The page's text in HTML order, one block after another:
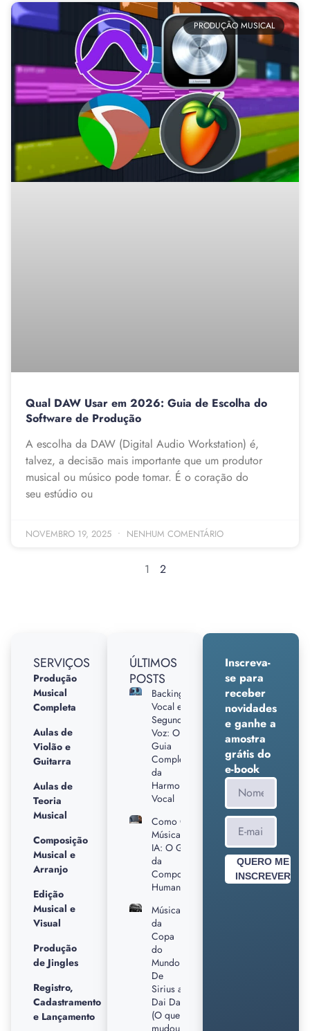
PRODUÇÃO MUSICAL
Qual DAW Usar em 2026: Guia de Escolha do
Software de Produção
A escolha da DAW (Digital Audio Workstation) é,
talvez, a decisão mais importante que um produtor
musical ou músico pode tomar. É o coração do
seu estúdio ou
NOVEMBRO 19, 2025 NENHUM COMENTÁRIO
1 2
SERVIÇOS
Produção
Musical
Completa
Aulas de
Violão e
Guitarra
Aulas de
Teoria
Musical
Composição
Musical e
Arranjo
Edição
Musical e
Visual
Produção
de Jingles
Registro,
Cadastramento
e Lançamento
ÚLTIMOS
POSTS
Backing
Vocal e
Segunda
Voz: O
Guia
Completo
da
Harmonia
Vocal
Como Criar
Músicas sem
IA: O Guia
da
Composição
Humana
Músicas
da
Copa
do
Mundo:
De
Sirius a
Dai Dai
(O que
mudou
Inscreva-
se para
receber
novidades
e ganhe a
amostra
grátis do
e-book
QUERO ME
INSCREVER